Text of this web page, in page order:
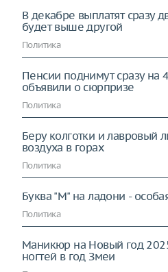
В декабре выплатят сразу
будет выше другой
Политика
Пенсии поднимут сразу на
объявили о сюрпризе
Политика
Беру колготки и лавровый
воздуха в горах
Политика
Буква "М" на ладони -
Политика
Маникюр на Новый год
ногтей в год Змеи